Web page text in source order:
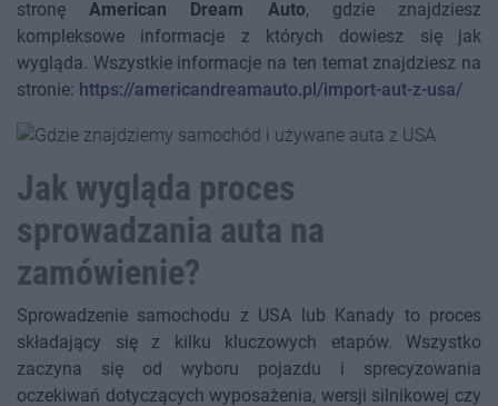
stronęAmerican Dream Auto, gdzie znajdziesz
kompleksowe informacje z których dowiesz się jak
wygląda. Wszystkie informacje na ten temat znajdziesz na
stronie: https://americandreamauto.pl/import-aut-z-usa/
Jak wygląda proces
sprowadzania auta na
zamówienie?
Sprowadzenie samochodu z USA lub Kanady to proces
składający się z kilku kluczowych etapów. Wszystko
zaczyna się od wyboru pojazdu i sprecyzowania
oczekiwań dotyczących wyposażenia, wersji silnikowej czy